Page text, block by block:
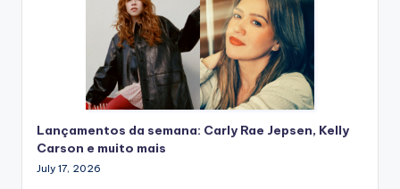
Lançamentos da semana: Carly Rae Jepsen, Kelly
Carson e muito mais
July 17, 2026